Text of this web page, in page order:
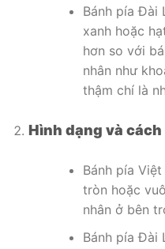
Bánh pía Đài
xanh hoặc
hơn so với
nhân như
thậm chí là
Hình dạng và cách
Bánh pía
tròn hoặc
nhân ở bên
Bánh pía Đài